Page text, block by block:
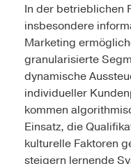
In der betrieblichen
insbesondere
Marketing
granularisierte
dynamische
individueller
kommen
Einsatz, die
kulturelle Faktoren
steigern lernende